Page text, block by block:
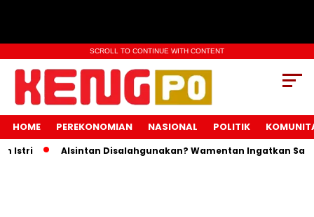
SCROLL TO CONTINUE WITH CONTENT
HOME PEREKONOMIAN NASIONAL POLITIK
Alsintan Disalahgunakan? Wamentan Ingatkan Sanksi